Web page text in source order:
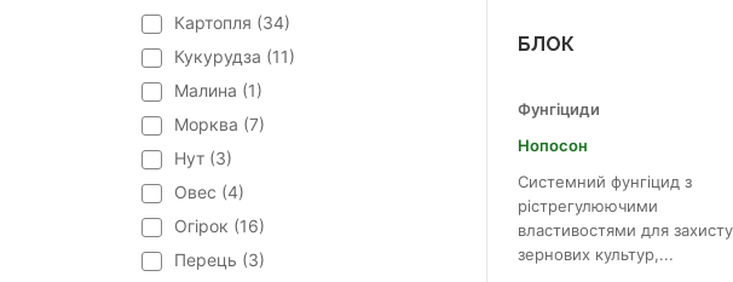
Картопля (34)
Кукурудза (11)
Малина (1)
Морква (7)
Нут (3)
Овес (4)
Огірок (16)
Перець (3)
БЛОК
Фунгіциди
Нопосон
Системний фунгіцид з
рістрегулюючими
властивостями для захисту
зернових культур,...